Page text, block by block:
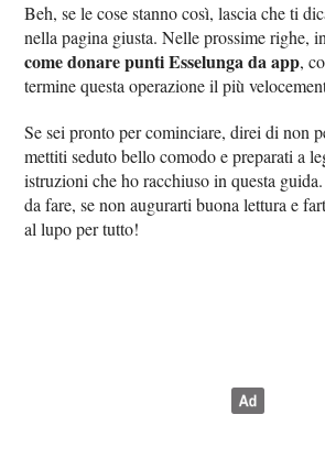
Beh, se le cose stanno così, lascia che ti
nella pagina giusta. Nelle prossime righe,
come donare punti Esselunga da app,
termine questa operazione il più
Se sei pronto per cominciare, direi di non
mettiti seduto bello comodo e preparati a
istruzioni che ho racchiuso in questa
da fare, se non augurarti buona lettura e
al lupo per tutto!